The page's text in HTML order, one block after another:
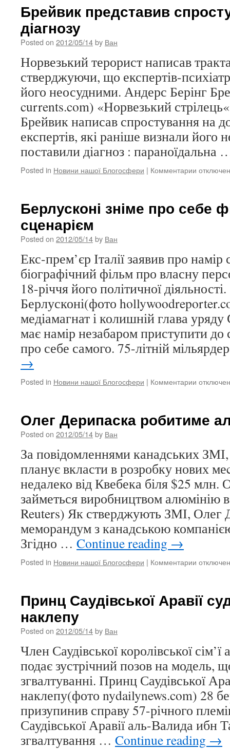
від
Брейвик представив
діагнозу
Posted on 2012/05/14by Ван
Норвезький терорист написав
стверджуючи, що експертів-
його неосудними. Андерс Берінг
currents.com) «Норвезький
Брейвик написав спростування на
експертів, які раніше визнали його
поставили діагноз : параноїдальна
Posted in Новини нашої Блогосфери | Комментарии к
Берлусконі зніме про себе
сценарієм
Posted on 2012/05/14by Ван
Екс-прем’єр Італії заявив про намір
біографічний фільм про власну
18-річчя його політичної
Берлусконі(фото
медіамагнат і колишній глава
має намір незабаром приступити до
про себе самого. 75-літній
→
Posted in Новини нашої Блогосфери | Комментарии к
про
за
Олег Дерипаска робитиме
Posted on 2012/05/14by Ван
За повідомленнями канадських
планує вкласти в розробку нових
недалеко від Квебека біля $25 млн.
займеться виробництвом алюмінію
Reuters) Як стверджують ЗМІ, Олег
меморандум з канадською
Згідно … Continue reading →
Posted in Новини нашої Блогосфери | Комментарии к
робитиме
Принц Саудівської Аравії
наклепу
Posted on 2012/05/14by Ван
Член Саудівської королівської
подає зустрічний позов на модель,
згвалтуванні. Принц Саудівської
наклепу(фото nydailynews.com) 28
призупинив справу 57-річного
Саудівської Аравії аль-Валида ибн
згвалтування … Continue reading →